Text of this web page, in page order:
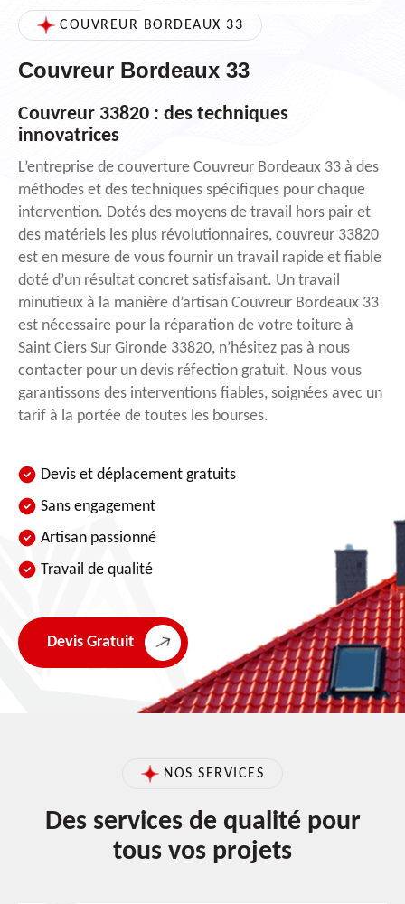
COUVREUR BORDEAUX 33
Couvreur Bordeaux 33
Couvreur 33820 : des techniques
innovatrices
L’entreprise de couverture Couvreur Bordeaux 33 à des
méthodes et des techniques spécifiques pour chaque
intervention. Dotés des moyens de travail hors pair et
des matériels les plus révolutionnaires, couvreur 33820
est en mesure de vous fournir un travail rapide et fiable
doté d’un résultat concret satisfaisant. Un travail
minutieux à la manière d’artisan Couvreur Bordeaux 33
est nécessaire pour la réparation de votre toiture à
Saint Ciers Sur Gironde 33820, n’hésitez pas à nous
contacter pour un devis réfection gratuit. Nous vous
garantissons des interventions fiables, soignées avec un
tarif à la portée de toutes les bourses.
Devis et déplacement gratuits
Sans engagement
Artisan passionné
Travail de qualité
Devis Gratuit
NOS SERVICES
Des services de qualité pour
tous vos projets